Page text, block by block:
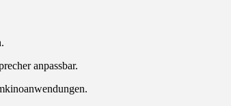
anpassbar.